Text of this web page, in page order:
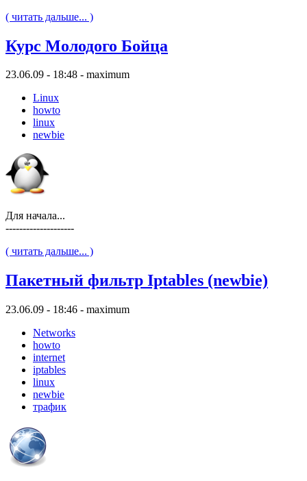
( читать дальше... )
Курс Молодого Бойца
23.06.09 - 18:48 - maximum
Linux
howto
linux
newbie
Для начала...
--------------------
( читать дальше... )
Пакетный фильтр Iptables (newbie)
23.06.09 - 18:46 - maximum
Networks
howto
internet
iptables
linux
newbie
трафик